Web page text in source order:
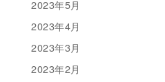
2023年5月
2023年4月
2023年3月
2023年2月